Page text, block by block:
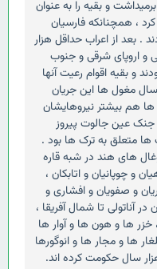
و بقیه را به عنوان
، همچنانکه فارسیان
. بعد از اعراب حداقل هزار
و اروپای شرقی و جنوب
و بقیه اقوام رعیت آنها
مغول ها این جریان
هم بیشتر نیروهایشان
جنک عین جالوت پیروز
متعلق به ترک ها بود .
های هند در شبه قاره
و چوپانیان و اتابکان ،
و صفویان و افشاری و
در آناتولی تا شمال آفریقا ،
ها و هون ها و آوار ها
ها و مجار ها و انوگورها
سال حکومت کرده اند.